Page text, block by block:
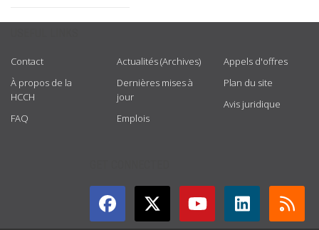
Contact
À propos de la
HCCH
FAQ
Actualités (Archives)
Dernières mises à
jour
Emplois
Appels d'offres
Plan du site
Avis juridique